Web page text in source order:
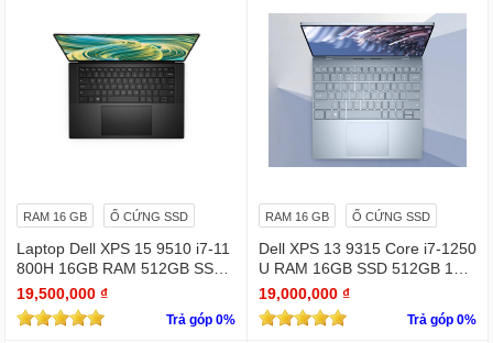
RAM 16 GB Ổ CỨNG SSD
Laptop Dell XPS 15 9510 i7-11
800H 16GB RAM 512GB SSD
RTX 3050 15.6 inches 4K Touc
hscreen
19,500,000 ₫
Trả góp 0%
RAM 16 GB Ổ CỨNG SSD
Dell XPS 13 9315 Core i7-1250
U RAM 16GB SSD 512GB 13.
4" 4K Touchscreen
19,000,000 ₫
Trả góp 0%